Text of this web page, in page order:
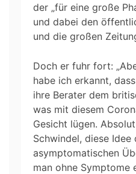
der „für eine große
und dabei den
und die großen
Doch er fuhr fort:
habe ich erkannt,
ihre Berater dem
was mit diesem
Gesicht lügen.
Schwindel, diese Idee
asymptomatischen
man ohne Symptome